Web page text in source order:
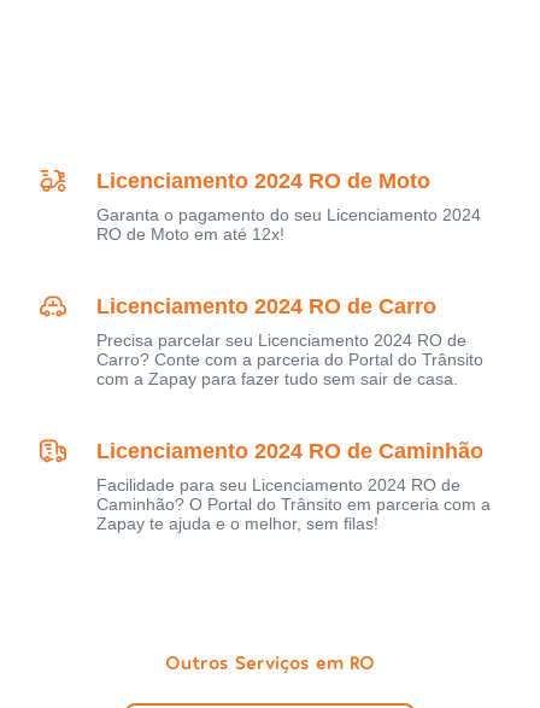
Licenciamento 2024 RO de Moto
Garanta o pagamento do seu Licenciamento 2024
RO de Moto em até 12x!
Licenciamento 2024 RO de Carro
Precisa parcelar seu Licenciamento 2024 RO de
Carro? Conte com a parceria do Portal do Trânsito
com a Zapay para fazer tudo sem sair de casa.
Licenciamento 2024 RO de Caminhão
Facilidade para seu Licenciamento 2024 RO de
Caminhão? O Portal do Trânsito em parceria com a
Zapay te ajuda e o melhor, sem filas!
Outros Serviços em RO